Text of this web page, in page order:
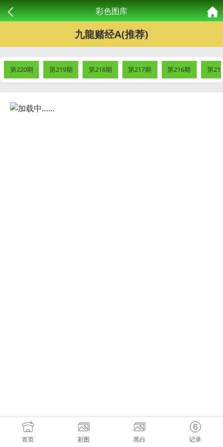
彩色图库
九龍赌经A(推荐)
第220期 第219期 第218期 第217期 第216期 第
首页 彩图 黑白 记录